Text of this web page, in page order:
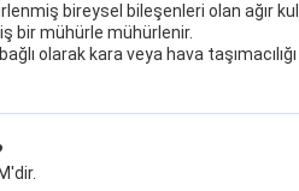
bireysel bileşenleri olan ağır
bir mühürle mühürlenir.
olarak kara veya hava